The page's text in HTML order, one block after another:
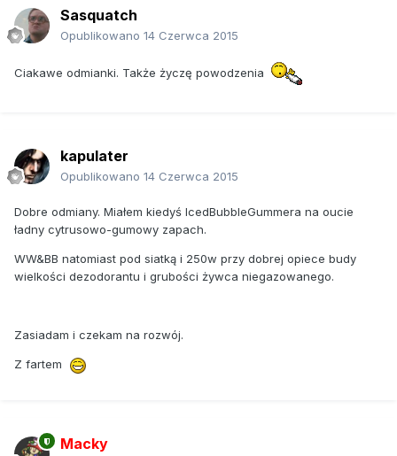
Sasquatch
Opublikowano 14 Czerwca 2015
Ciakawe odmianki. Także życzę powodzenia
kapulater
Opublikowano 14 Czerwca 2015
Dobre odmiany. Miałem kiedyś IcedBubbleGummera na oucie
ładny cytrusowo-gumowy zapach.
WW&BB natomiast pod siatką i 250w przy dobrej opiece budy
wielkości dezodorantu i grubości żywca niegazowanego.
Zasiadam i czekam na rozwój.
Z fartem
Macky